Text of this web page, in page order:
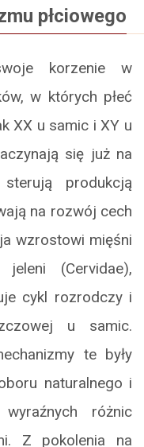
płciowego
korzenie w
w których płeć
XX u samic i XY u
się już na
produkcją
na rozwój cech
wzrostowi mięśni
(Cervidae),
cykl rozrodczy i
u samic.
te były
naturalnego i
różnic
Z pokolenia na